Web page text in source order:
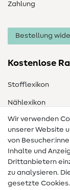
Zahlung
Bestellung
Kostenlose
Stofflexikon
Nählexikon
Nähanleitungen
Hilfe &
Kontakt
Infos zum
Wir verwenden
unserer Website
von
Inhalte und
Drittanbietern
zu analysieren.
gesetzte